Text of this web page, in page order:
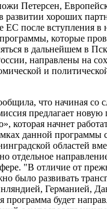
Петерсен,
развитии хороших
ЕС после вступления в
которые
в дальнейшем в
направлены на
и
что начиная со
предлагает новую
которая начнет
данной программы
областей
отдельное
"В отличие от
было развивать
Германией,
программа будет